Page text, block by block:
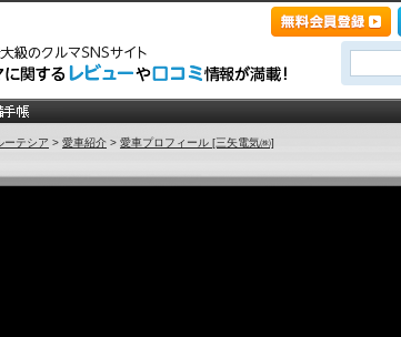
ーテシア > 愛車紹介 > 愛車プロフィール [三矢電気㈱]